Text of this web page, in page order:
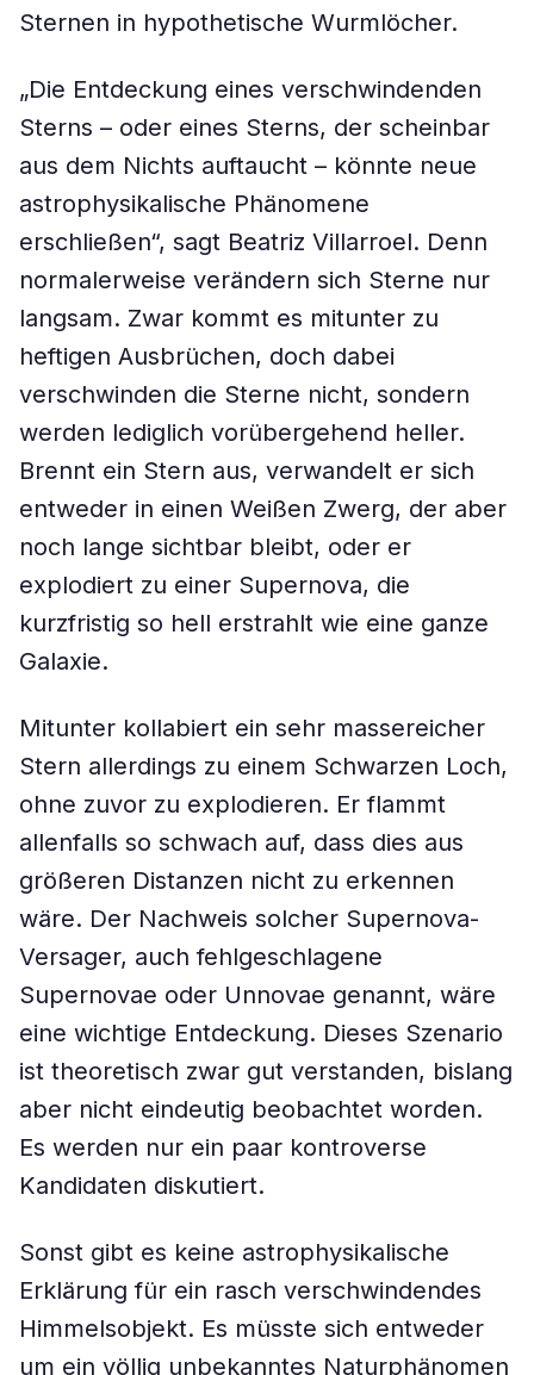
Sternen in hypothetische Wurmlöcher.
„Die Entdeckung eines verschwindenden
Sterns – oder eines Sterns, der scheinbar
aus dem Nichts auftaucht – könnte neue
astrophysikalische Phänomene
erschließen“, sagt Beatriz Villarroel. Denn
normalerweise verändern sich Sterne nur
langsam. Zwar kommt es mitunter zu
heftigen Ausbrüchen, doch dabei
verschwinden die Sterne nicht, sondern
werden lediglich vorübergehend heller.
Brennt ein Stern aus, verwandelt er sich
entweder in einen Weißen Zwerg, der aber
noch lange sichtbar bleibt, oder er
explodiert zu einer Supernova, die
kurzfristig so hell erstrahlt wie eine ganze
Galaxie.
Mitunter kollabiert ein sehr massereicher
Stern allerdings zu einem Schwarzen Loch,
ohne zuvor zu explodieren. Er flammt
allenfalls so schwach auf, dass dies aus
größeren Distanzen nicht zu erkennen
wäre. Der Nachweis solcher Supernova-
Versager, auch fehlgeschlagene
Supernovae oder Unnovae genannt, wäre
eine wichtige Entdeckung. Dieses Szenario
ist theoretisch zwar gut verstanden, bislang
aber nicht eindeutig beobachtet worden.
Es werden nur ein paar kontroverse
Kandidaten diskutiert.
Sonst gibt es keine astrophysikalische
Erklärung für ein rasch verschwindendes
Himmelsobjekt. Es müsste sich entweder
um ein völlig unbekanntes Naturphänomen